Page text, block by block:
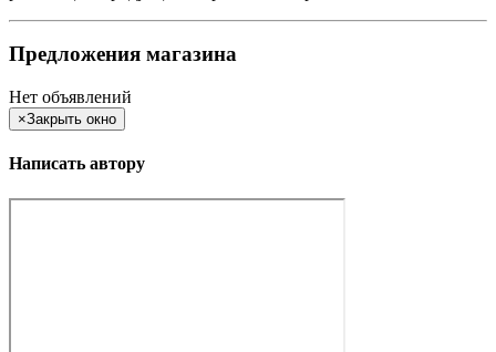
Предложения магазина
Нет объявлений
×Закрыть окно
Написать автору